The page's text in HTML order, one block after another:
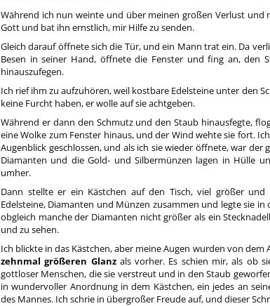
Während ich nun weinte und über meinen großen Verlust und
Gott und bat ihn ernstlich, mir Hilfe zu senden.
Gleich darauf öffnete sich die Tür, und ein Mann trat ein. Da
Besen in seiner Hand, öffnete die Fenster und fing an, den
hinauszufegen.
Ich rief ihm zu aufzuhören, weil kostbare Edelsteine unter den
keine Furcht haben, er wolle auf sie achtgeben.
Während er dann den Schmutz und den Staub hinausfegte,
eine Wolke zum Fenster hinaus, und der Wind wehte sie fort.
Augenblick geschlossen, und als ich sie wieder öffnete, war der
Diamanten und die Gold- und Silbermünzen lagen in Hülle
umher.
Dann stellte er ein Kästchen auf den Tisch, viel größer
Edelsteine, Diamanten und Münzen zusammen und legte sie
obgleich manche der Diamanten nicht größer als ein
und zu sehen.
Ich blickte in das Kästchen, aber meine Augen wurden von dem
zehnmal größeren Glanzals vorher. Es schien mir, als ob
gottloser Menschen, die sie verstreut und in den Staub
in wundervoller Anordnung in dem Kästchen, ein jedes an
des Mannes. Ich schrie in übergroßer Freude auf, und dieser